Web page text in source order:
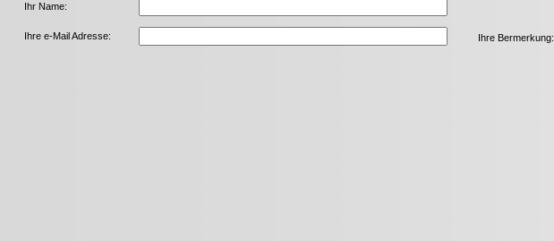
Ihr Name:
Ihre e-Mail Adresse: Ihre Bermerkung: